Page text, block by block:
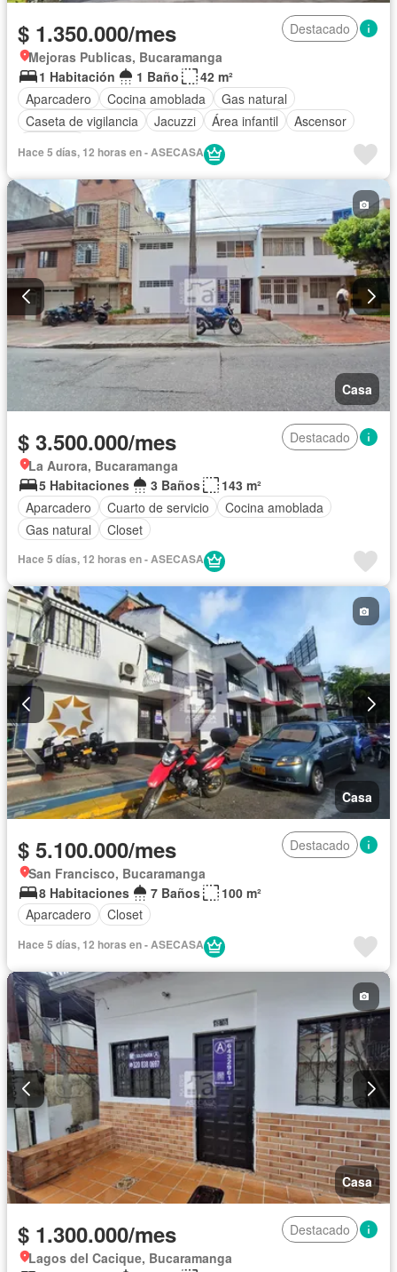
$ 1.350.000/mes
Destacado
Mejoras Publicas, Bucaramanga
1 Habitación
1 Baño
42 m²
Aparcadero
Cocina amoblada
Gas natural
Caseta de vigilancia
Jacuzzi Área infantil
Ascensor
Hace 5 días, 12 horas en - ASECASA
Casa
$ 3.500.000/mes
Destacado
La Aurora, Bucaramanga
5 Habitaciones
3 Baños
143 m²
Aparcadero
Cuarto de servicio
Cocina amoblada
Gas natural
Closet
Hace 5 días, 12 horas en - ASECASA
Casa
$ 5.100.000/mes
Destacado
San Francisco, Bucaramanga
8 Habitaciones
7 Baños
100 m²
Aparcadero
Closet
Hace 5 días, 12 horas en - ASECASA
Casa
$ 1.300.000/mes
Destacado
Lagos del Cacique, Bucaramanga